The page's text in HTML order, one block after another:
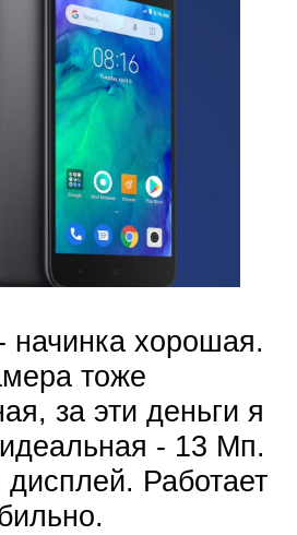
начинка хорошая.
тоже
за эти деньги я
- 13 Мп.
Работает